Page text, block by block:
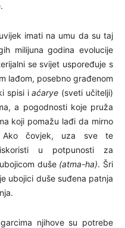
imati na umu da su taj
milijuna godina evolucije
se svijet uspoređuje s
lađom, posebno građenom
spisi iaćarye (sveti učitelji)
a pogodnosti koje pruža
koji pomažu lađi da mirno
Ako čovjek, uza sve te
u potpunosti za
duše(atma-ha). Šri
ubojici duše suđena patnja
njihove su potrebe